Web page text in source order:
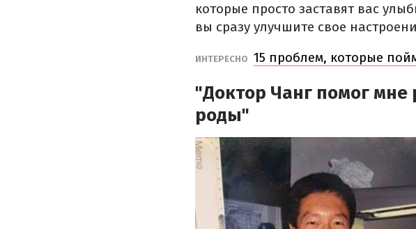
которые просто заставят вас
вы сразу улучшите свое
ИНТЕРЕСНО 15 проблем, которые
"Доктор Чанг помог мне
роды"